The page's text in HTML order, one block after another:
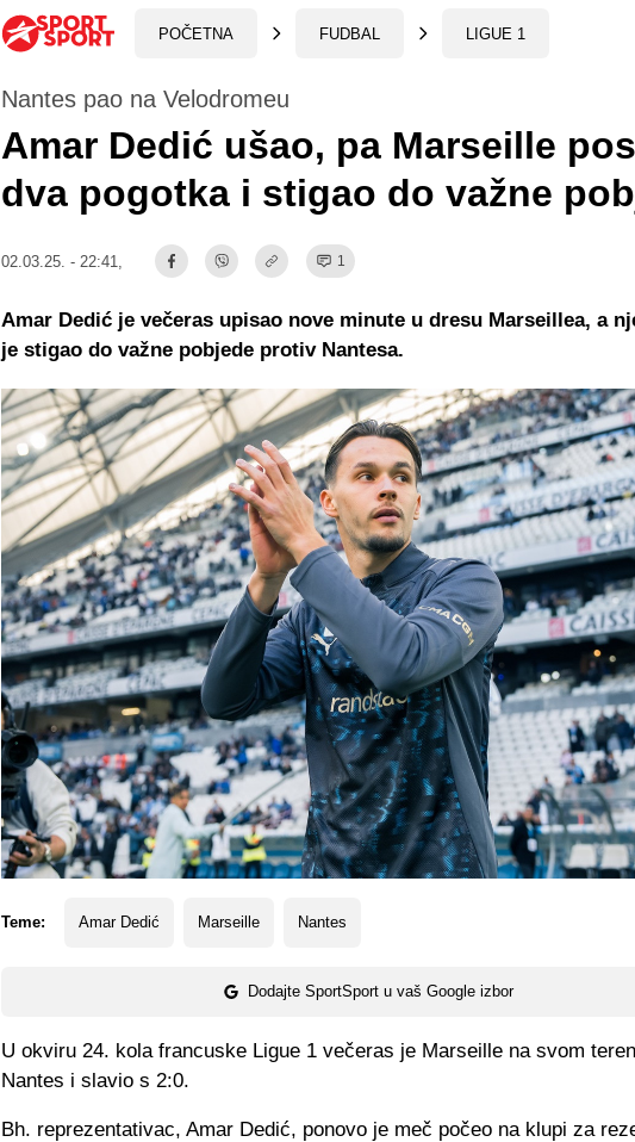
POČETNA FUDBAL LIGUE 1
Nantes pao na Velodromeu
Amar Dedić ušao, pa Marseille
dva pogotka i stigao do važne
02.03.25. - 22:41, 1
Teme: Amar Dedić Marseille Nantes
Dodajte SportSport u vaš Google izbor
Amar Dedić je večeras upisao nove minute u dresu Marseillea, a
je stigao do važne pobjede protiv Nantesa.
U okviru 24. kola francuske Ligue 1 večeras je Marseille na svom
Nantes i slavio s 2:0.
Bh. reprezentativac, Amar Dedić, ponovo je meč počeo na klupi za